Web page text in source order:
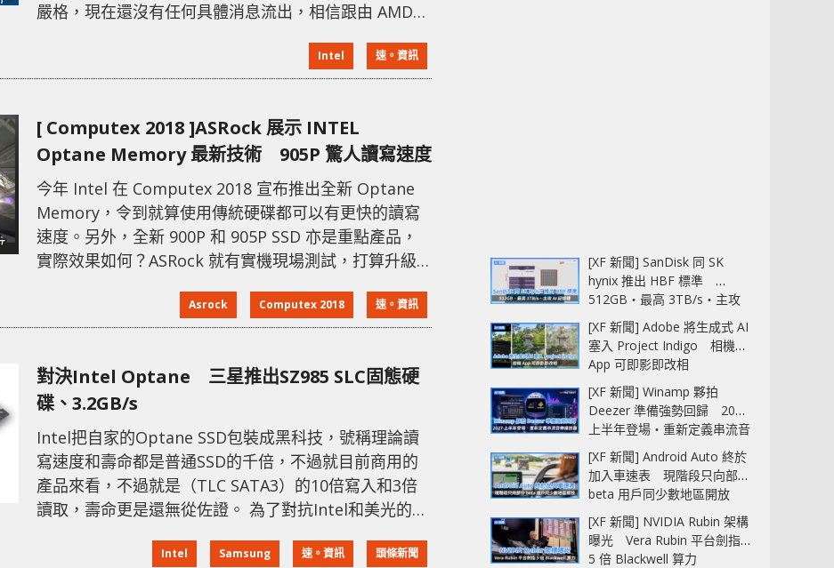
嚴格，現在還沒有任何具體消息流出，相信跟由 AMD
定位高性能運算、AI、深度學習等專業領域，同時也會
有遊戲卡。 3D 圖像設計師 Cristiano Siqueira 就為
組概念圖
Intel 速。資訊
[ Computex 2018 ]ASRock 展示 INTEL
Optane Memory 最新技術 905P 驚人讀寫速度
今年 Intel 在 Computex 2018 宣布推出全新 Optane
Memory，令到就算使用傳統硬碟都可以有更快的讀寫
速度。另外，全新 900P 和 905P SSD 亦是重點產品，
實際效果如何？ASRock 就有實機現場測試，打算升級
這台 Live Demo 採用最新 Intel Optane Memory
32GB，搭配 1TB 傳統 Harddisk 後的加速效果如何？
Asrock Computex 2018 速。資訊
對決Intel Optane 三星推出SZ985 SLC固態硬
碟、3.2GB/s
Intel把自家的Optane SSD包裝成黑科技，號稱理論讀
寫速度和壽命都是普通SSD的千倍，不過就目前商用的
產品來看，不過就是（TLC SATA3）的10倍寫入和3倍
讀取，壽命更是還無從佐證。 為了對抗Intel和美光的這
體晶片和相關控制器，採用SLC顆粒。TheReg拿到了
Intel Samsung 速。資訊 頭條新聞
[XF 新聞] SanDisk 同 SK
hynix 推出 HBF 標準
512GB‧最高 3TB/s‧主攻
AI 記憶體
[XF 新聞] Adobe 將生成式 AI
塞入 Project Indigo 相機
App 可即影即改相
[XF 新聞] Winamp 夥拍
Deezer 準備強勢回歸 2027
上半年登場‧重新定義串流音
樂播放器
[XF 新聞] Android Auto 終於
加入車速表 現階段只向部分
beta 用戶同少數地區開放
[XF 新聞] NVIDIA Rubin 架構
曝光 Vera Rubin 平台劍指
5 倍 Blackwell 算力